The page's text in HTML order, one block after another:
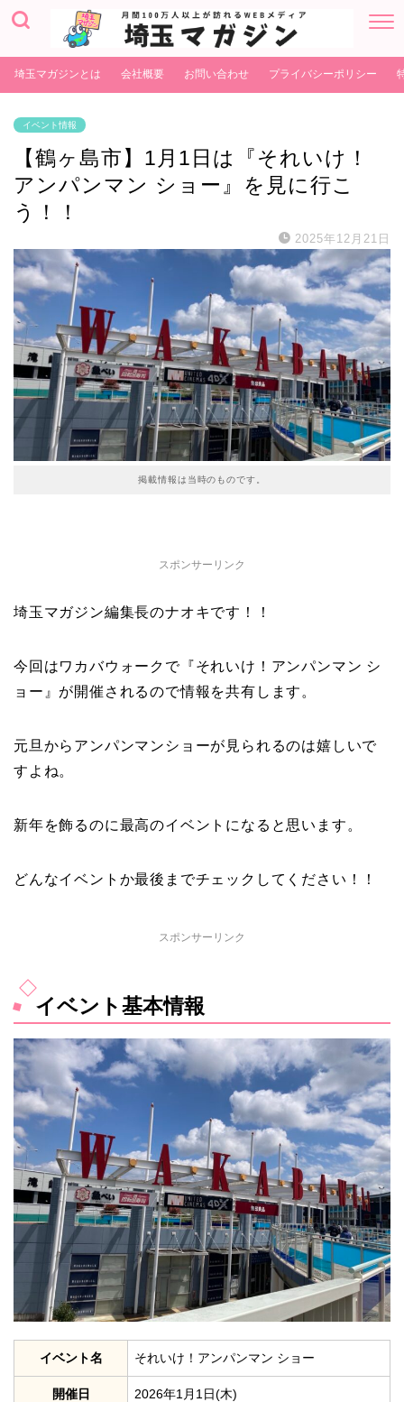
埼玉マガジンとは 会社概要 お問い合わせ プライバシーポリシー
イベント情報
【鶴ヶ島市】1月1日は『それいけ！
アンパンマン ショー』を見に行こ
う！！
2025年12月21日
掲載情報は当時のものです。
スポンサーリンク
埼玉マガジン編集長のナオキです！！
今回はワカバウォークで『それいけ！アンパンマン シ
ョー』が開催されるので情報を共有します。
元旦からアンパンマンショーが見られるのは嬉しいで
すよね。
新年を飾るのに最高のイベントになると思います。
どんなイベントか最後までチェックしてください！！
スポンサーリンク
イベント基本情報
イベント名 それいけ！アンパンマン ショー
開催日 2026年1月1日(木)